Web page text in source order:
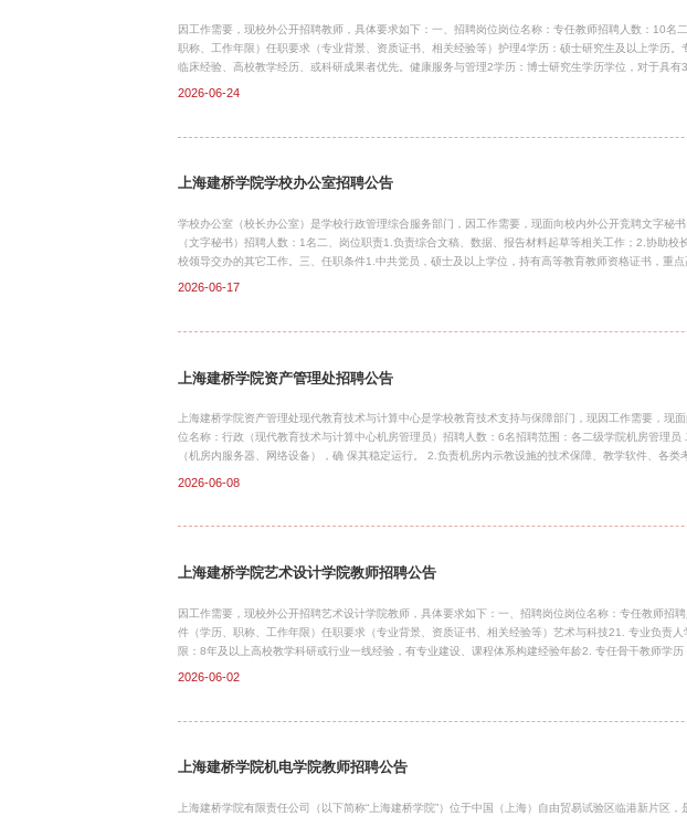
因工作需要，现校外公开招聘教师，具体要求如下：一、招聘岗位岗位名称：专任教师招聘人数：10名
职称、工作年限）任职要求（专业背景、资质证书、相关经验等）护理4学历：硕士研究生及以上学历
临床经验、高校教学经历、或科研成果者优先。健康服务与管理2学历：博士研究生学历学位，对于具有
开发或运营经验；智慧养老方向：专业背景：计算机、物联网、人工智能、电子信息、健康管理（智慧
2026-06-24
上海建桥学院学校办公室招聘公告
学校办公室（校长办公室）是学校行政管理综合服务部门，因工作需要，现面向校内外公开竞聘文字秘
（文字秘书）招聘人数：1名二、岗位职责1.负责综合文稿、数据、报告材料起草等相关工作；2.协助
校领导交办的其它工作。三、任职条件1.中共党员，硕士及以上学位，持有高等教育教师资格证书，重
王老师、孙老师。
2026-06-17
上海建桥学院资产管理处招聘公告
上海建桥学院资产管理处现代教育技术与计算中心是学校教育技术支持与保障部门，现因工作需要，现面向校内公开招聘
位名称：行政（现代教育技术与计算中心机房管理员）招聘人数：6名招聘范围：各二级学院机房管理员 二、岗位职责 1.负责计算中心电脑机房日常运维管理工作
（机房内服务器、网络设备），确 保其稳定运行。 2.负责机房内示教设施的技术保障、教学软件、各类考试、培训环境安装和测试。 3.定期维护管辖机房设备设
2026-06-08
上海建桥学院艺术设计学院教师招聘公告
因工作需要，现校外公开招聘艺术设计学院教师，具体要求如下：一、招聘岗位岗位名称：专任教师招
件（学历、职称、工作年限）任职要求（专业背景、资质证书、相关经验等）艺术与科技21. 专业负责
限：8年及以上高校教学科研或行业一线经验，有专业建设、课程体系构建经验年龄2. 专任骨干教师学
本专业全链路应用型人才培养目标2. 专业背景核心专业背景：艺术与科技、设计学、数字媒体艺术/技术
2026-06-02
上海建桥学院机电学院教师招聘公告
上海建桥学院有限责任公司（以下简称“上海建桥学院”）位于中国（上海）自由贸易试验区临港新片区